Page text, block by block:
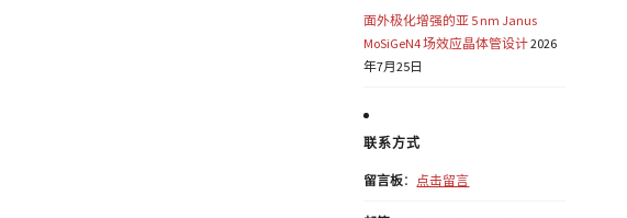
面外极化增强的亚 5 nm Janus
MoSiGeN4 场效应晶体管设计2026
年7月25日
联系方式
留言板： 点击留言